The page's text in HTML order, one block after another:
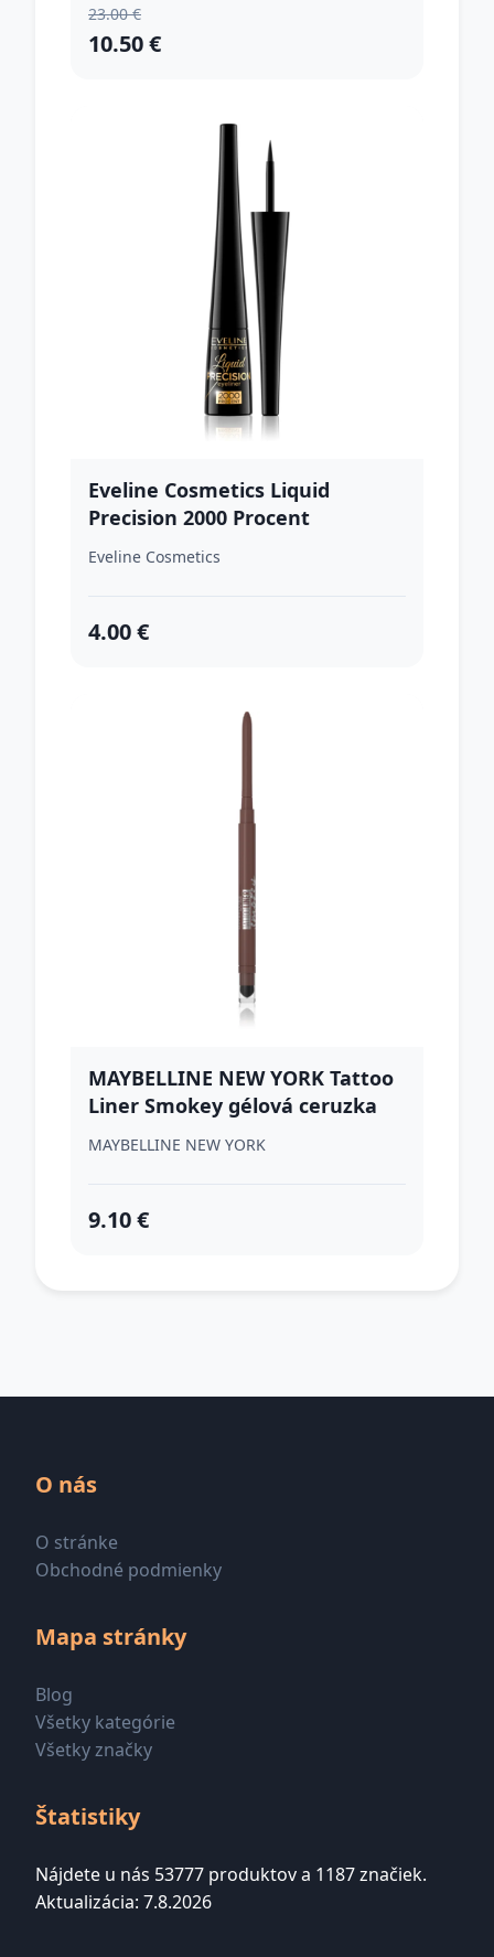
23.00 €
10.50 €
Eveline Cosmetics Liquid
Precision 2000 Procent
vodeodolná očná linka odtieň
Eveline Cosmetics
4.00 €
MAYBELLINE NEW YORK Tattoo
Liner Smokey gélová ceruzka
na oči odtieň Brown Haze 1.3 g
MAYBELLINE NEW YORK
9.10 €
O nás
O stránke
Obchodné podmienky
Mapa stránky
Blog
Všetky kategórie
Všetky značky
Štatistiky
Nájdete u nás 53777 produktov a 1187 značiek.
Aktualizácia: 7.8.2026